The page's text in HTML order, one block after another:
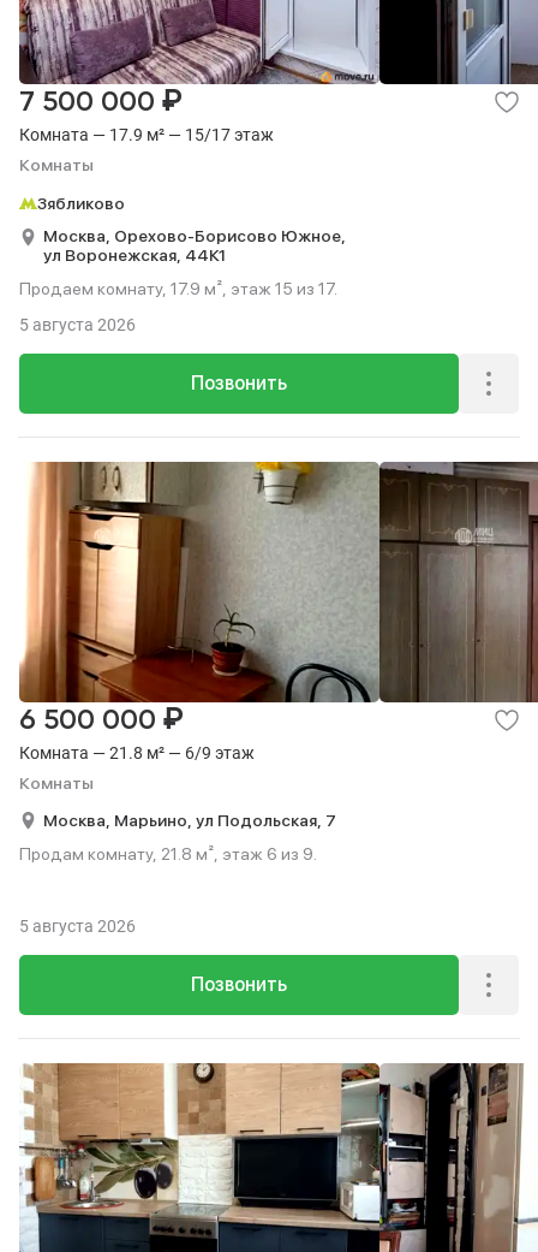
Комната — 17.9 м² — 15/17 этаж
Комнаты
7 500 000 ₽
Зябликово
Москва, Орехово-Борисово Южное,
ул Воронежская, 44К1
Продаем комнату, 17.9 м², этаж 15 из 17.
Позвонить
5 августа 2026
Комната — 21.8 м² — 6/9 этаж
Комнаты
6 500 000 ₽
Москва, Марьино, ул Подольская, 7
Продам комнату, 21.8 м², этаж 6 из 9.
Позвонить
5 августа 2026